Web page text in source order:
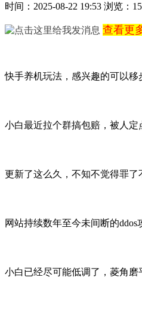
时间：2025-08-22 19:53 浏览：
查看更
快手养机玩法，感兴趣的可以移
小白最近拉个群搞包赔，被人定
更新了这么久，不知不觉得罪了
网站持续数年至今未间断的
小白已经尽可能低调了，菱角磨